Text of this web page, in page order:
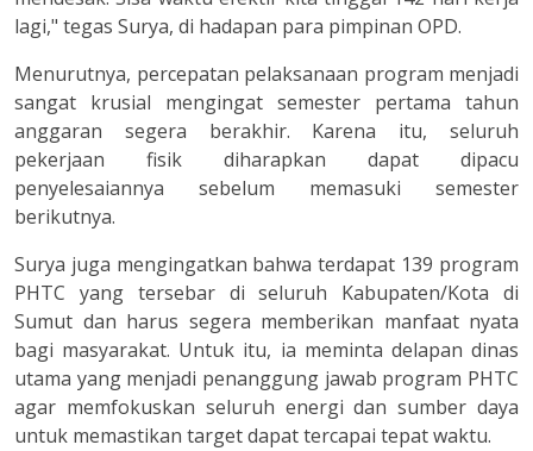
lagi," tegas Surya, di hadapan para pimpinan OPD.
Menurutnya, percepatan pelaksanaan program menjadi
sangat krusial mengingat semester pertama tahun
anggaran segera berakhir. Karena itu, seluruh
pekerjaan fisik diharapkan dapat dipacu
penyelesaiannya sebelum memasuki semester
berikutnya.
Surya juga mengingatkan bahwa terdapat 139 program
PHTC yang tersebar di seluruh Kabupaten/Kota di
Sumut dan harus segera memberikan manfaat nyata
bagi masyarakat. Untuk itu, ia meminta delapan dinas
utama yang menjadi penanggung jawab program PHTC
agar memfokuskan seluruh energi dan sumber daya
untuk memastikan target dapat tercapai tepat waktu.